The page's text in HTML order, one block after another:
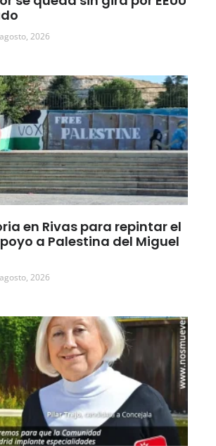
2026
en Rivas para repintar el
a Palestina del Miguel
2026